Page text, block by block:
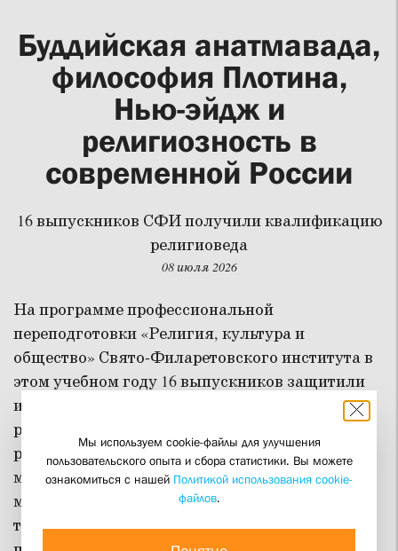
Буддийская анатмавада,
философия Плотина,
Нью-эйдж и
религиозность в
современной России
16 выпускников СФИ получили квалификацию
религиоведа
08 июля 2026
На программе профессиональной
переподготовки «Религия, культура и
общество» Свято-Филаретовского института в
этом учебном году 16 выпускников защитили
итоговые работы и получили квалификацию
религиоведа. Слушатели факультета
религиоведения СФИ учатся разбираться в
многообразии религиозного опыта, текстов,
мифологии и культа различных религиозных
традиций, получают опыт коммуникациис
Мы используем cookie-файлы для улучшения
пользовательского опыта и сбора статистики. Вы можете
ознакомиться с нашей Политикой использования cookie-
файлов.